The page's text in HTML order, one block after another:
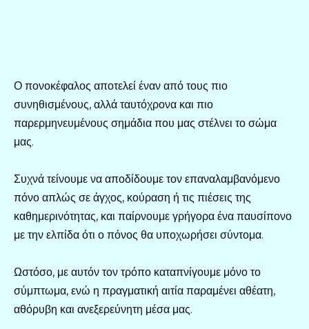
Ο πονοκέφαλος αποτελεί έναν από τους πιο
συνηθισμένους, αλλά ταυτόχρονα και πιο
παρερμηνευμένους σημάδια που μας στέλνει το σώμα
μας.
Συχνά τείνουμε να αποδίδουμε τον επαναλαμβανόμενο
πόνο απλώς σε άγχος, κούραση ή τις πιέσεις της
καθημερινότητας, και παίρνουμε γρήγορα ένα παυσίπονο
με την ελπίδα ότι ο πόνος θα υποχωρήσει σύντομα.
Ωστόσο, με αυτόν τον τρόπο καταπνίγουμε μόνο το
σύμπτωμα, ενώ η πραγματική αιτία παραμένει αθέατη,
αθόρυβη και ανεξερεύνητη μέσα μας.